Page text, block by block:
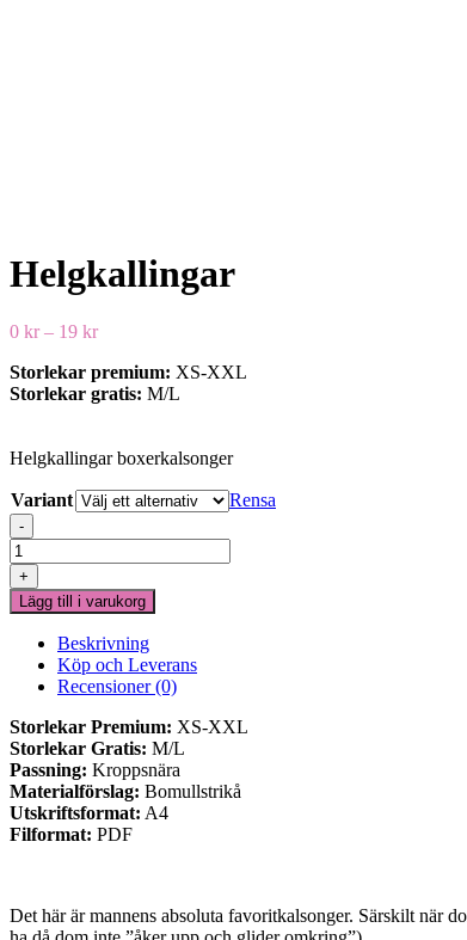
Helgkallingar
0 kr – 19 krPrisintervall:
till
19 kr
Storlekar premium: XS-XXL
Storlekar gratis: M/L
Helgkallingar boxerkalsonger
Variant Rensa
-
Helgkallingar
mängd
+
Lägg till i varukorg
Beskrivning
Köp och Leverans
Recensioner (0)
Storlekar Premium: XS-XXL
Storlekar Gratis: M/L
Passning: Kroppsnära
Materialförslag: Bomullstrikå
Utskriftsformat: A4
Filformat: PDF
Det här är mannens absoluta favoritkalsonger. Särskilt när